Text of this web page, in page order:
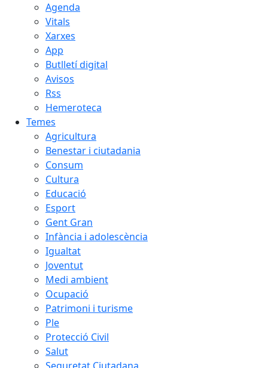
Agenda
Vitals
Xarxes
App
Butlletí digital
Avisos
Rss
Hemeroteca
Temes
Agricultura
Benestar i ciutadania
Consum
Cultura
Educació
Esport
Gent Gran
Infància i adolescència
Igualtat
Joventut
Medi ambient
Ocupació
Patrimoni i turisme
Ple
Protecció Civil
Salut